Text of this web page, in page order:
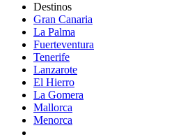
Destinos
Gran Canaria
La Palma
Fuerteventura
Tenerife
Lanzarote
El Hierro
La Gomera
Mallorca
Menorca